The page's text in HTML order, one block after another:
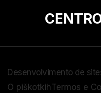
Desenvolvimento de
O piškotkihTermos e